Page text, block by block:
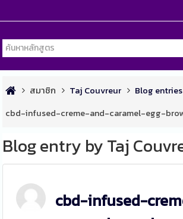
สมาชิก Taj Couvreur
Blog entries
cbd-infused-creme-and-caramel-egg-
Blog entry by Taj
cbd-infused-